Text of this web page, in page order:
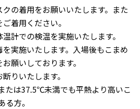
クの着用をお願いいたします。また
着用ください。
計での検温を実施いたします。
を実施いたします。入場後もこまめ
願いしております。
りいたします。
は37.5℃未満でも平熱より高いこ
方。